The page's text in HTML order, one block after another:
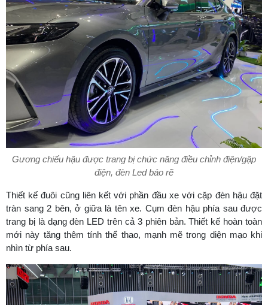
Gương chiếu hậu được trang bị chức năng điều chỉnh điện/gập
điện, đèn Led báo rẽ
Thiết kế đuôi cũng liên kết với phần đầu xe với cặp đèn hậu đặt
tràn sang 2 bên, ở giữa là tên xe. Cụm đèn hậu phía sau được
trang bị là dạng đèn LED trên cả 3 phiên bản. Thiết kế hoàn toàn
mới này tăng thêm tính thể thao, mạnh mẽ trong diện mạo khi
nhìn từ phía sau.